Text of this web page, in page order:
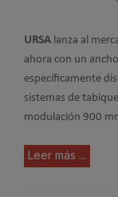
URSA lanza al
ahora con un
específicamente
sistemas de
modulación 900
Leer más ...